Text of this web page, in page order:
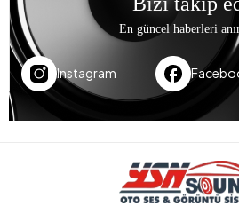
En güncel haberleri
Instagram